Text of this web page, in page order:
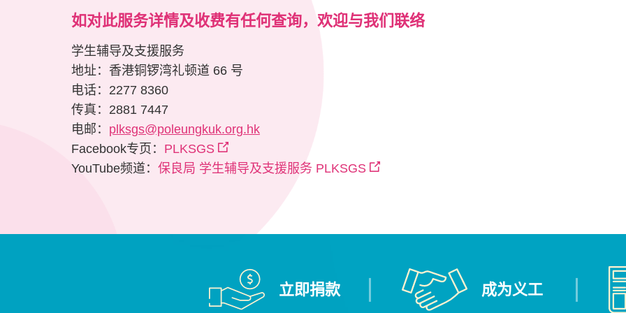
如对此服务详情及收费有任何查询，欢迎与我们联络
学生辅导及支援服务
地址：香港铜锣湾礼顿道 66 号
电话：2277 8360
传真：2881 7447
电邮： plksgs@poleungkuk.org.hk
Facebook专页： PLKSGS
YouTube频道： 保良局 学生辅导及支援服务 PLKSGS
立即捐款 成为义工